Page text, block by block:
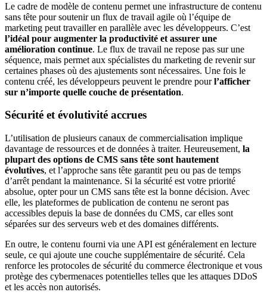
Le cadre de modèle de contenu permet une infrastructure de contenu
sans tête pour soutenir un flux de travail agile où l’équipe de
marketing peut travailler en parallèle avec les développeurs. C’est
l’idéal pour augmenter la productivité et assurer une
amélioration continue. Le flux de travail ne repose pas sur une
séquence, mais permet aux spécialistes du marketing de revenir sur
certaines phases où des ajustements sont nécessaires. Une fois le
contenu créé, les développeurs peuvent le prendre pourl’afficher
sur n’importe quelle couche de présentation.
Sécurité et évolutivité accrues
L’utilisation de plusieurs canaux de commercialisation implique
davantage de ressources et de données à traiter. Heureusement, la
plupart des options de CMS sans tête sont hautement
évolutives, et l’approche sans tête garantit peu ou pas de temps
d’arrêt pendant la maintenance. Si la sécurité est votre priorité
absolue, opter pour un CMS sans tête est la bonne décision. Avec
elle, les plateformes de publication de contenu ne seront pas
accessibles depuis la base de données du CMS, car elles sont
séparées sur des serveurs web et des domaines différents.
En outre, le contenu fourni via une API est généralement en lecture
seule, ce qui ajoute une couche supplémentaire de sécurité. Cela
renforce les protocoles de sécurité du commerce électronique et vous
protège des cybermenaces potentielles telles que les attaques DDoS
et les accès non autorisés.